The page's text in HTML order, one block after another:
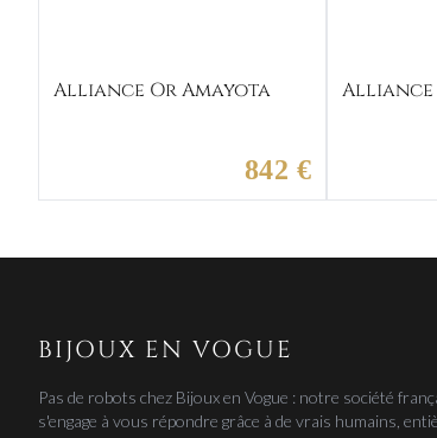
Alliance Or Amayota
842 €
Alliance
BIJOUX EN VOGUE
Pas de robots chez Bijoux en Vogue : notre société
s'engage à vous répondre grâce à de vrais humains,